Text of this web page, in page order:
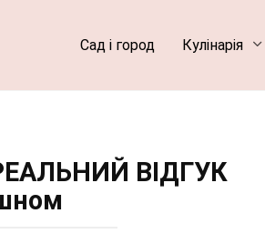
Сад і город Кулінарія
ВІДГУК